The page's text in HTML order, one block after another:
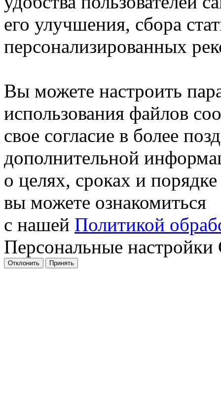
его улучшения, сбора
персонализированных
Вы можете настроить
использования файлов
свое согласие в более
дополнительной
о целях, сроках и
вы можете ознакомиться
с нашей Политикой
Персональные настройки
Отклонить Принять